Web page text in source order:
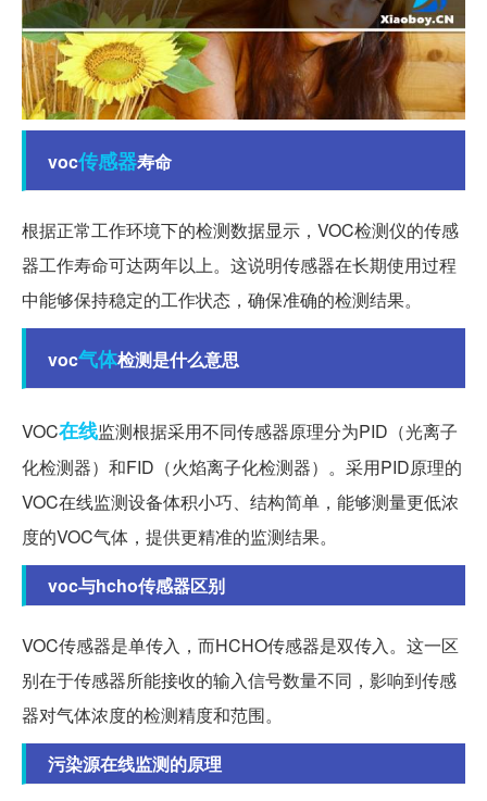
voc传感器寿命
根据正常工作环境下的检测数据显示，VOC检测仪的传感
器工作寿命可达两年以上。这说明传感器在长期使用过程
中能够保持稳定的工作状态，确保准确的检测结果。
voc气体检测是什么意思
VOC在线监测根据采用不同传感器原理分为PID（光离子
化检测器）和FID（火焰离子化检测器）。采用PID原理的
VOC在线监测设备体积小巧、结构简单，能够测量更低浓
度的VOC气体，提供更精准的监测结果。
voc与hcho传感器区别
VOC传感器是单传入，而HCHO传感器是双传入。这一区
别在于传感器所能接收的输入信号数量不同，影响到传感
器对气体浓度的检测精度和范围。
污染源在线监测的原理